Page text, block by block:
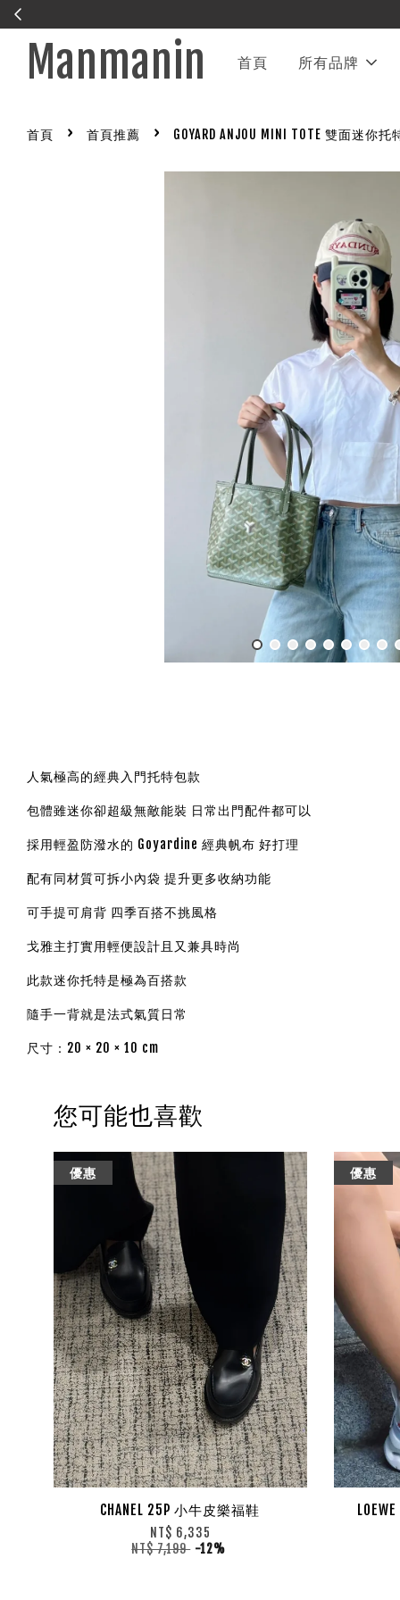
Manmanin 首頁 所有品牌
首頁 › 首頁推薦 › GOYARD ANJOU MINI TOTE 雙面迷你
人氣極高的經典入門托特包款
包體雖迷你卻超級無敵能裝 日常出門配件都可以
採用輕盈防潑水的 Goyardine 經典帆布 好打理
配有同材質可拆小內袋 提升更多收納功能
可手提可肩背 四季百搭不挑風格
戈雅主打實用輕便設計且又兼具時尚
此款迷你托特是極為百搭款
隨手一背就是法式氣質日常
尺寸：20 × 20 × 10 cm
您可能也喜歡
優惠
CHANEL 25P 小牛皮樂福鞋
NT$ 6,335
NT$ 7,199 -12%
優惠